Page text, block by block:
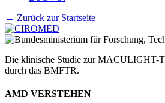
← Zurück zur Startseite
Die klinische Studie zur MACULIGHT-
durch das BMFTR.
AMD VERSTEHEN